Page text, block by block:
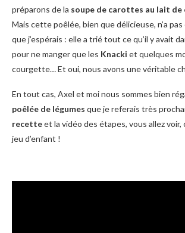
préparons de la soupe de carottes au lait de
Mais cette poêlée, bien que délicieuse, n’a
que j’espérais : elle a trié tout ce qu’il y avait
pour ne manger que les Knacki et quelques
courgette… Et oui, nous avons une véritable
En tout cas, Axel et moi nous sommes bien
poêlée de légumes que je referais très
recetteet la vidéo des étapes, vous allez voir,
jeu d’enfant !